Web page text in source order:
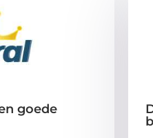
goede